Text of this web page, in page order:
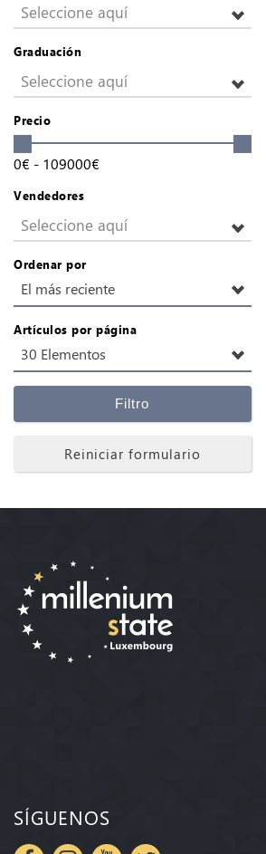
Seleccione aquí
Graduación
Seleccione aquí
Precio
0€ - 109000€
Vendedores
Seleccione aquí
Ordenar por
El más reciente
Artículos por página
30 Elementos
Filtro
Reiniciar formulario
SÍGUENOS